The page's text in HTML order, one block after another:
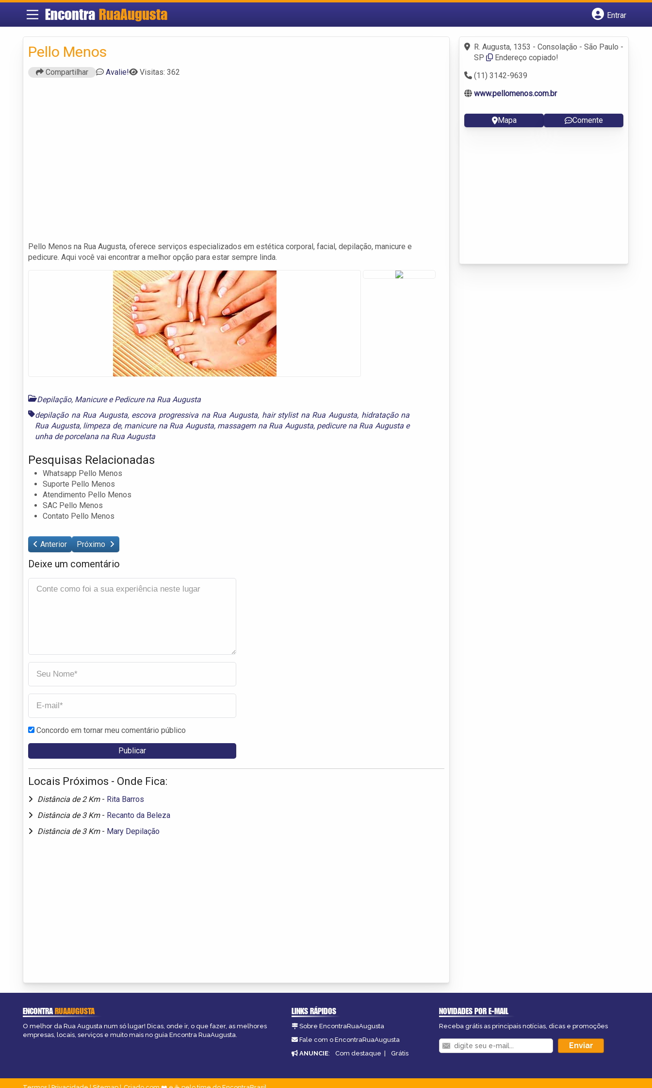
EncontraRuaAugusta
Entrar
Fazer login
Criar conta
Pello Menos
Compartilhar Avalie! Visitas: 362
Pello Menos na Rua Augusta, oferece serviços especializados em estética corporal, facial, depilação, manicure e
pedicure. Aqui você vai encontrar a melhor opção para estar sempre linda.
Depilação, Manicure e Pedicure na Rua Augusta
depilação na Rua Augusta, escova progressiva na Rua Augusta, hair stylist na Rua Augusta, hidratação na
Rua Augusta, limpeza de, manicure na Rua Augusta, massagem na Rua Augusta, pedicure na Rua Augustae
unha de porcelana na Rua Augusta
Pesquisas Relacionadas
Whatsapp Pello Menos
Suporte Pello Menos
Atendimento Pello Menos
SAC Pello Menos
Contato Pello Menos
Anterior Próximo
Deixe um comentário
Concordo em tornar meu comentário público
Locais Próximos - Onde Fica:
Distância de 2 Km - Rita Barros
Distância de 3 Km - Recanto da Beleza
Distância de 3 Km - Mary Depilação
R. Augusta, 1353 - Consolação - São Paulo -
SP
Endereço copiado!
(11) 3142-9639
www.pellomenos.com.br
Mapa Comente
ENCONTRARUAAUGUSTA
O melhor da Rua Augusta num só lugar! Dicas, onde ir, o que fazer, as melhores
empresas, locais, serviços e muito mais no guia Encontra RuaAugusta.
LINKS RÁPIDOS
Sobre EncontraRuaAugusta
Fale com o EncontraRuaAugusta
ANUNCIE: Com destaque | Grátis
NOVIDADES POR E-MAIL
Receba grátis as principais notícias, dicas e promoções